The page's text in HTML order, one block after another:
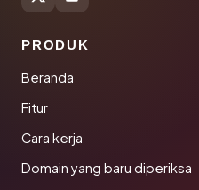
PRODUK
Beranda
Fitur
Cara kerja
Domain yang baru diperiksa